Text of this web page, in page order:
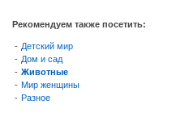
Рекомендуем также посетить:
- Детский мир
- Дом и сад
- Животные
- Мир женщины
- Разное